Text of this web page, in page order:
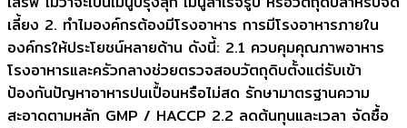
เลี้ยง 2. ทำไมองค์กรต้องมีโรงอาหาร การมีโรงอาหารภายใน
องค์กรให้ประโยชน์หลายด้าน ดังนี้: 2.1 ควบคุมคุณภาพอาหาร
โรงอาหารและครัวกลางช่วยตรวจสอบวัตถุดิบตั้งแต่รับเข้า
ป้องกันปัญหาอาหารปนเปื้อนหรือไม่สด รักษามาตรฐานความ
สะอาดตามหลัก GMP / HACCP 2.2 ลดต้นทุนและเวลา จัดซื้อ